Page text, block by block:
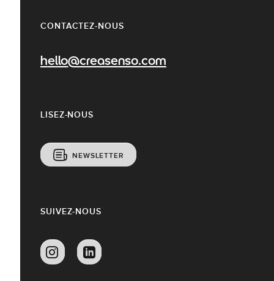
CONTACTEZ-NOUS
hello@creasenso.com
LISEZ-NOUS
NEWSLETTER
SUIVEZ-NOUS